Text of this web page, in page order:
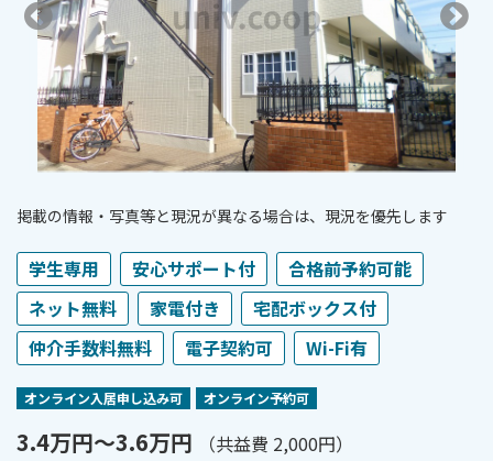
掲載の情報・写真等と現況が異なる場合は、現況を優先します
学生専用 安心サポート付
合格前予約可能
ネット無料
家電付き
宅配ボックス付
仲介手数料無料
電子契約可 Wi-Fi有
オンライン⼊居申し込み可 オンライン予約可
3.4万円〜3.6万円 （共益費 2,000円）